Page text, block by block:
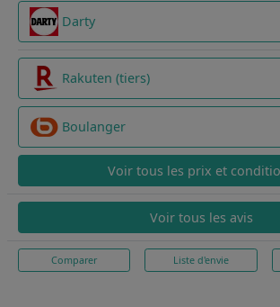
Darty
Rakuten (tiers)
Boulanger
Voir tous les prix et
Voir tous les avis
Comparer Liste d'envie